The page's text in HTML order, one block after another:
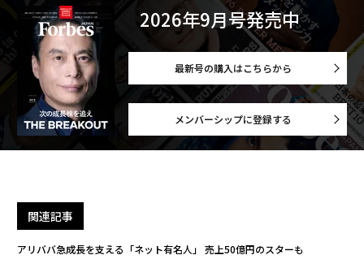
2026年9月号発売中
最新号の購入はこちらから
メンバーシップに登録する
関連記事
アリババ急成長を支える「ネット有名人」 売上50億円のスターも